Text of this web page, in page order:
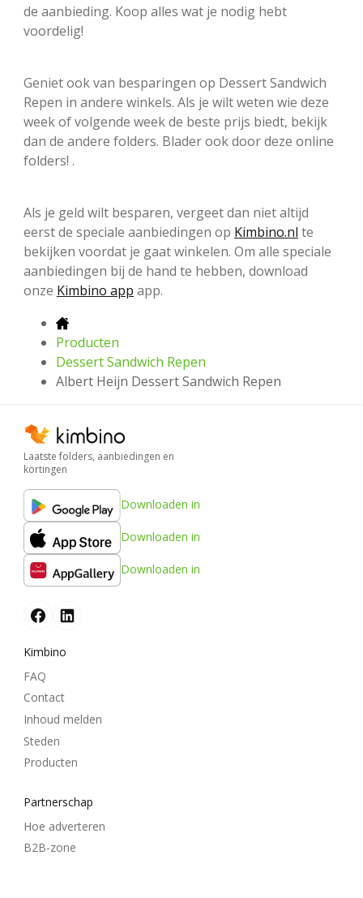
de aanbieding. Koop alles wat je nodig hebt
voordelig!
Geniet ook van besparingen op Dessert Sandwich
Repen in andere winkels. Als je wilt weten wie deze
week of volgende week de beste prijs biedt, bekijk
dan de andere folders. Blader ook door deze online
folders! .
Als je geld wilt besparen, vergeet dan niet altijd
eerst de speciale aanbiedingen op Kimbino.nl te
bekijken voordat je gaat winkelen. Om alle speciale
aanbiedingen bij de hand te hebben, download
onze Kimbino app app.
Producten
Dessert Sandwich Repen
Albert Heijn Dessert Sandwich Repen
Laatste folders, aanbiedingen en
kortingen
Downloaden in
Downloaden in
Downloaden in
Kimbino
FAQ
Contact
Inhoud melden
Steden
Producten
Partnerschap
Hoe adverteren
B2B-zone